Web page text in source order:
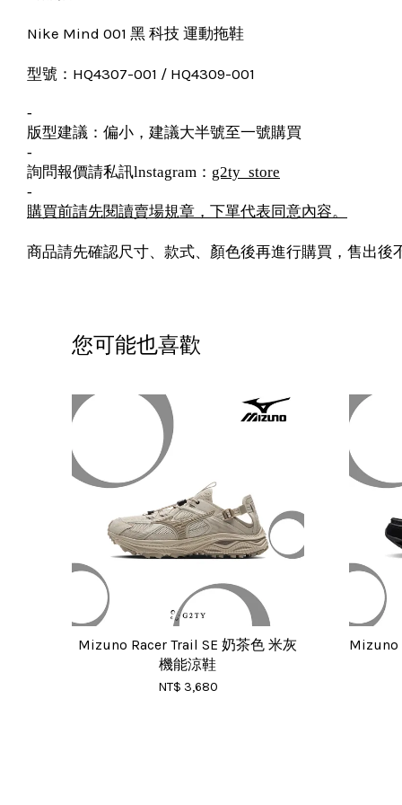
Nike Mind 001 黑 科技 運動拖鞋
型號： HQ4307-001 / HQ4309-001
-
版型建議：偏小，建議大半號至一號購買
-
詢問報價請私訊lnstagram： g2ty_store
-
購買前請先閱讀賣場規章，下單代表同意內容。
商品請先確認尺寸、款式、顏色後再進行購買，售出
您可能也喜歡
Mizuno Racer Trail SE 奶茶色 米灰
機能涼鞋
NT$ 3,680
Mizuno